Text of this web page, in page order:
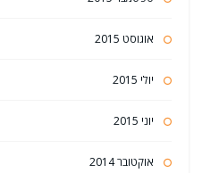
אוגוסט 2015
יולי 2015
יוני 2015
אוקטובר 2014